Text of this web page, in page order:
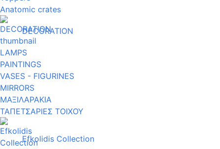
Anatomic crates
DECORATION
LAMPS
PAINTINGS
VASES - FIGURINES
MIRRORS
ΜΑΞΙΛΑΡΑΚΙΑ
ΤΑΠΕΤΣΑΡΙΕΣ ΤΟΙΧΟΥ
Efkolidis Collection